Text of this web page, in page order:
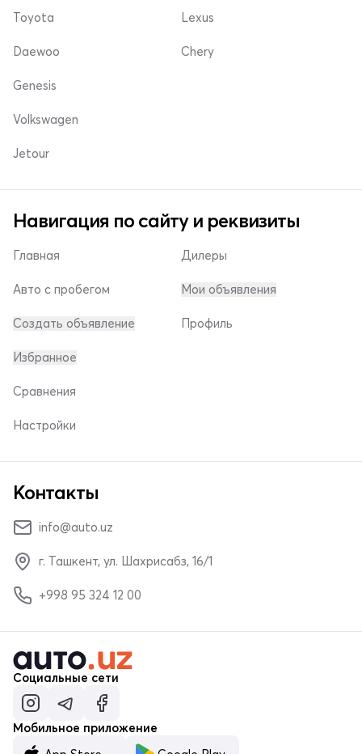
Toyota
Daewoo
Lexus
Chery
Genesis
Volkswagen
Jetour
Навигация по сайту и реквизиты
Главная
Авто с пробегом
Создать объявление
Дилеры
Мои объявления
Профиль
Избранное
Сравнения
Настройки
Контакты
info@auto.uz
г. Ташкент, ул. Шахрисабз, 16/1
+998 95 324 12 00
Социальные сети
Мобильное приложение